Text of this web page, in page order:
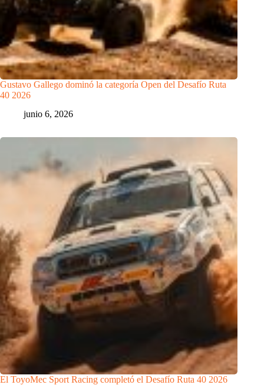
Gustavo Gallego dominó la categoría Open del Desafío Ruta
40 2026
junio 6, 2026
El ToyoMec Sport Racing completó el Desafío Ruta 40 2026